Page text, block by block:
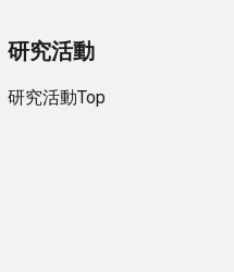
研究活動
研究活動Top